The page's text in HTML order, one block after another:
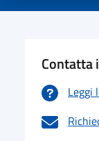
Contatta
Leggi